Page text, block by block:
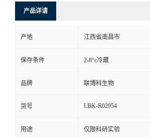
产品详请
产地 江西省南昌市
保存条件 2-8°c冷藏
品牌 联博科生物
货号 LBK-R02954
用途 仅限科研实验